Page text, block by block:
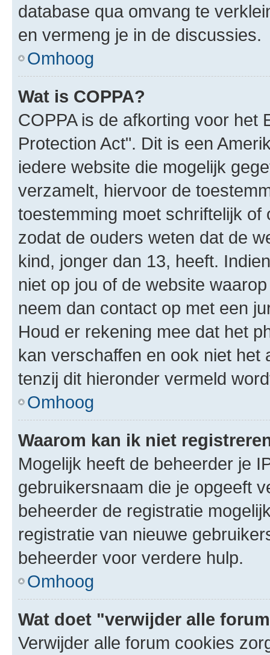
database qua omvang te
en vermeng je in de discussies.
Omhoog
Wat is COPPA?
COPPA is de afkorting voor het
Protection Act". Dit is een
iedere website die mogelijk
verzamelt, hiervoor de
toestemming moet schriftelijk
zodat de ouders weten dat de
kind, jonger dan 13, heeft.
niet op jou of de website
neem dan contact op met een
Houd er rekening mee dat het
kan verschaffen en ook niet
tenzij dit hieronder vermeld
Omhoog
Waarom kan ik niet
Mogelijk heeft de beheerder je
gebruikersnaam die je opgeeft
beheerder de registratie
registratie van nieuwe
beheerder voor verdere hulp.
Omhoog
Wat doet "verwijder alle
Verwijder alle forum cookies